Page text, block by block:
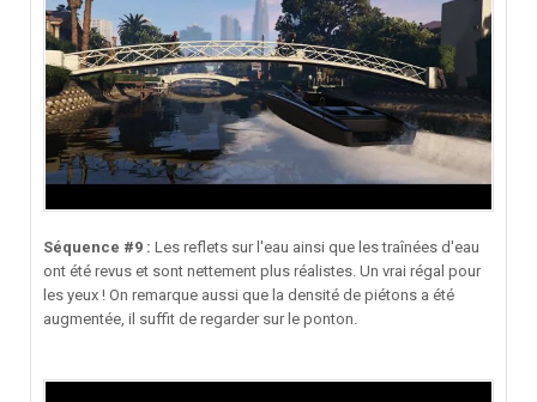
Séquence #9 : Les reflets sur l'eau ainsi que les traînées d'eau
ont été revus et sont nettement plus réalistes. Un vrai régal pour
les yeux ! On remarque aussi que la densité de piétons a été
augmentée, il suffit de regarder sur le ponton.